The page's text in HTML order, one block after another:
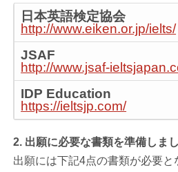
日本英語検定協会
http://www.eiken.or.jp/ielts/
JSAF
http://www.jsaf-
IDP Education
https://ieltsjp.com/
2. 出願に必要な書類を準備しま
出願には下記4点の書類が必要